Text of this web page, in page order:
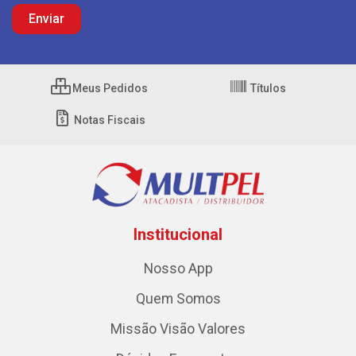
Meus Pedidos Títulos
Notas Fiscais
Institucional
Nosso App
Quem Somos
Missão Visão Valores